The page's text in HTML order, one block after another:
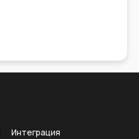
Интеграция